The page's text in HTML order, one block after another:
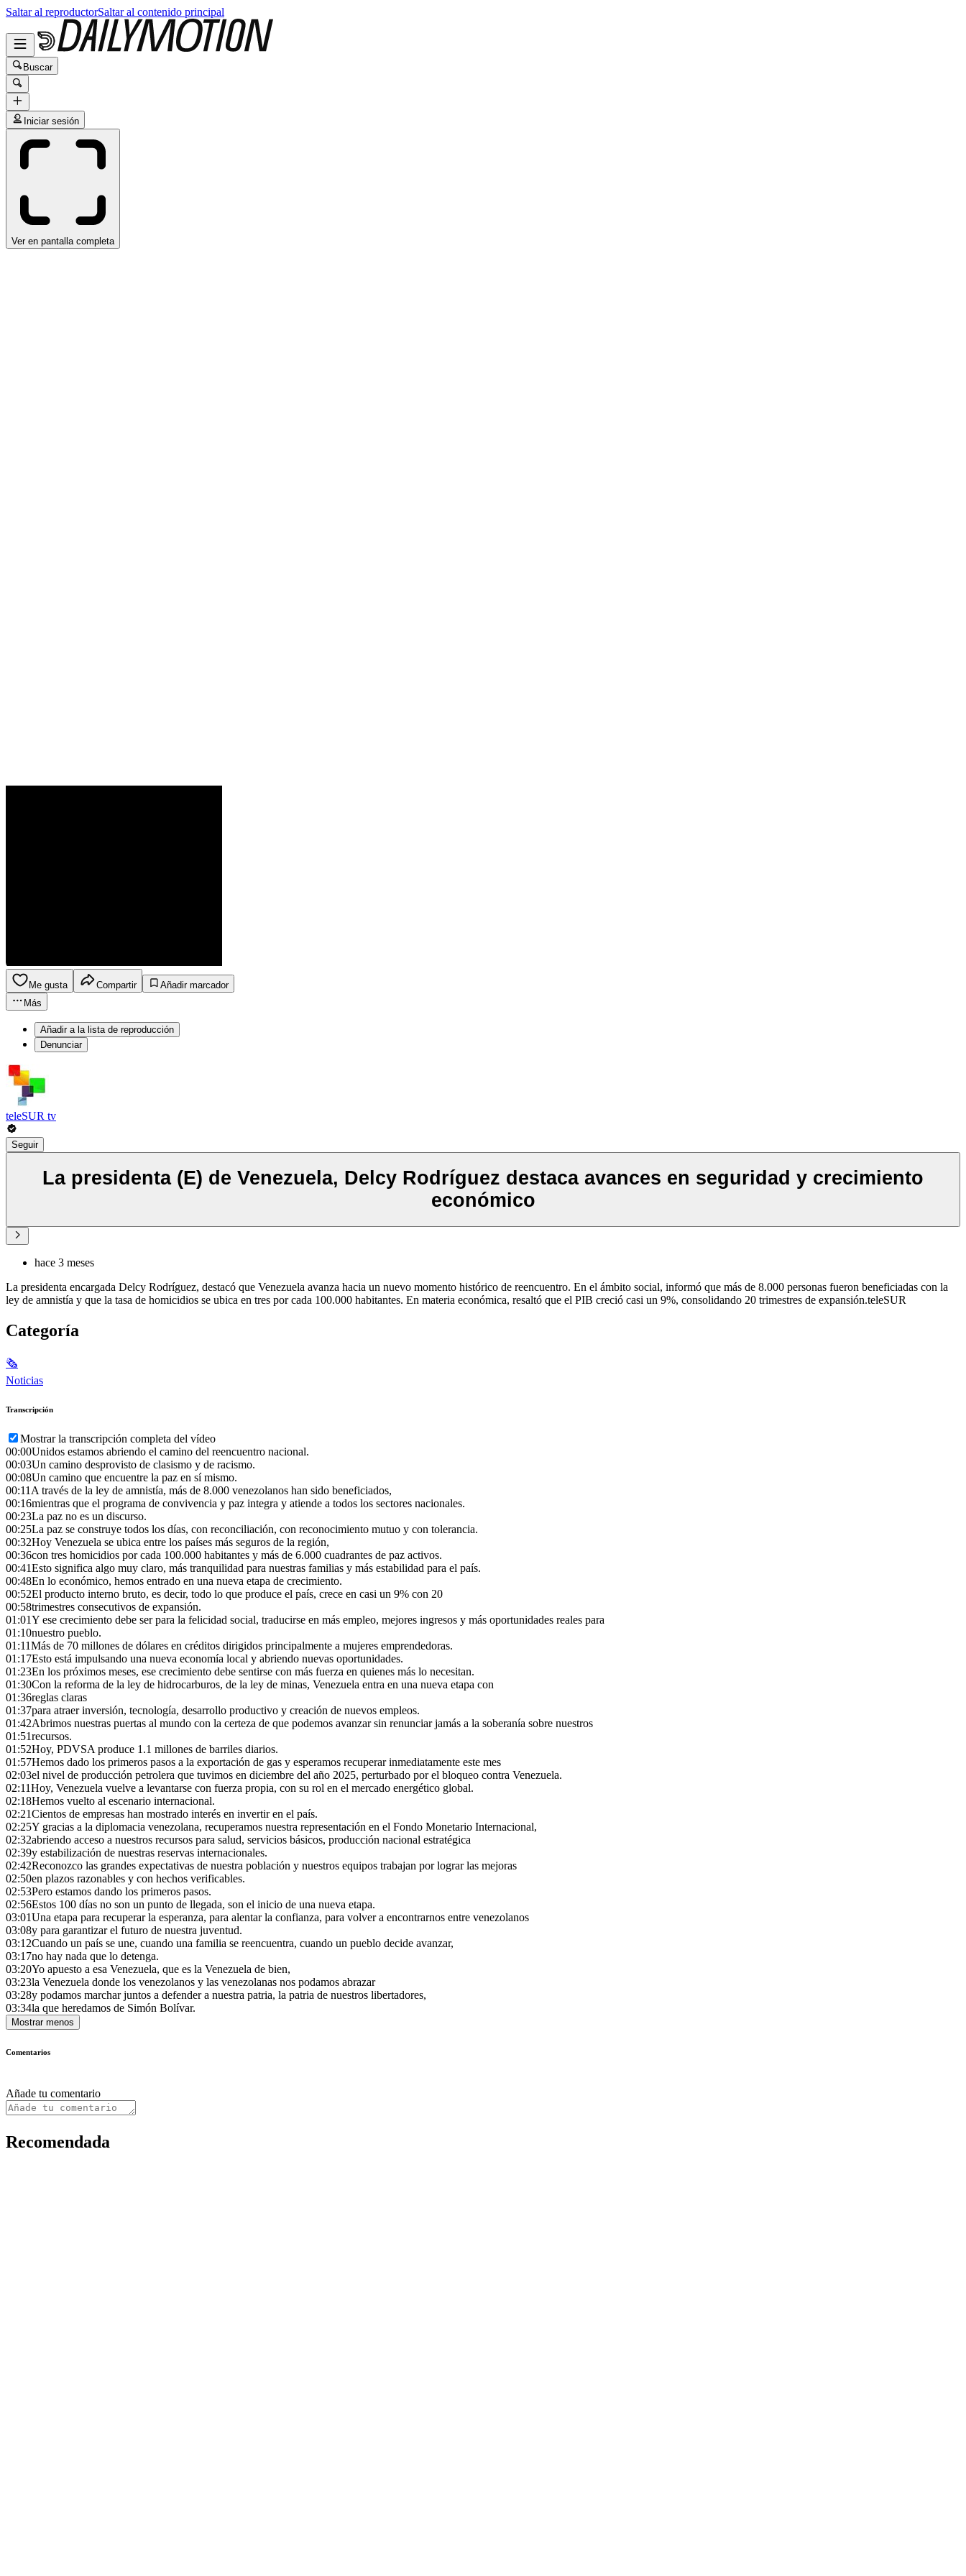
Saltar al reproductorSaltar al contenido principal
Buscar
Iniciar sesión
Ver en pantalla completa
Me gusta Compartir
Añadir marcador
Más
Añadir a la lista de reproducción
Denunciar
teleSUR tv
Seguir
La presidenta (E) de Venezuela, Delcy Rodríguez destaca avances en seguridad y crecimiento
económico
hace 3 meses
La presidenta encargada Delcy Rodríguez, destacó que Venezuela avanza hacia un nuevo momento histórico de reencuentro. En el ámbito social, informó que más de 8.000 personas fueron beneficiadas con la
ley de amnistía y que la tasa de homicidios se ubica en tres por cada 100.000 habitantes. En materia económica, resaltó que el PIB creció casi un 9%, consolidando 20 trimestres de expansión.teleSUR
Categoría
🗞
Noticias
Transcripción
Mostrar la transcripción completa del vídeo
00:00Unidos estamos abriendo el camino del reencuentro nacional.
00:03Un camino desprovisto de clasismo y de racismo.
00:08Un camino que encuentre la paz en sí mismo.
00:11A través de la ley de amnistía, más de 8.000 venezolanos han sido beneficiados,
00:16mientras que el programa de convivencia y paz integra y atiende a todos los sectores nacionales.
00:23La paz no es un discurso.
00:25La paz se construye todos los días, con reconciliación, con reconocimiento mutuo y con tolerancia.
00:32Hoy Venezuela se ubica entre los países más seguros de la región,
00:36con tres homicidios por cada 100.000 habitantes y más de 6.000 cuadrantes de paz activos.
00:41Esto significa algo muy claro, más tranquilidad para nuestras familias y más estabilidad para el país.
00:48En lo económico, hemos entrado en una nueva etapa de crecimiento.
00:52El producto interno bruto, es decir, todo lo que produce el país, crece en casi un 9% con 20
00:58trimestres consecutivos de expansión.
01:01Y ese crecimiento debe ser para la felicidad social, traducirse en más empleo, mejores ingresos y más oportunidades reales para
01:10nuestro pueblo.
01:11Más de 70 millones de dólares en créditos dirigidos principalmente a mujeres emprendedoras.
01:17Esto está impulsando una nueva economía local y abriendo nuevas oportunidades.
01:23En los próximos meses, ese crecimiento debe sentirse con más fuerza en quienes más lo necesitan.
01:30Con la reforma de la ley de hidrocarburos, de la ley de minas, Venezuela entra en una nueva etapa con
01:36reglas claras
01:37para atraer inversión, tecnología, desarrollo productivo y creación de nuevos empleos.
01:42Abrimos nuestras puertas al mundo con la certeza de que podemos avanzar sin renunciar jamás a la soberanía sobre nuestros
01:51recursos.
01:52Hoy, PDVSA produce 1.1 millones de barriles diarios.
01:57Hemos dado los primeros pasos a la exportación de gas y esperamos recuperar inmediatamente este mes
02:03el nivel de producción petrolera que tuvimos en diciembre del año 2025, perturbado por el bloqueo contra Venezuela.
02:11Hoy, Venezuela vuelve a levantarse con fuerza propia, con su rol en el mercado energético global.
02:18Hemos vuelto al escenario internacional.
02:21Cientos de empresas han mostrado interés en invertir en el país.
02:25Y gracias a la diplomacia venezolana, recuperamos nuestra representación en el Fondo Monetario Internacional,
02:32abriendo acceso a nuestros recursos para salud, servicios básicos, producción nacional estratégica
02:39y estabilización de nuestras reservas internacionales.
02:42Reconozco las grandes expectativas de nuestra población y nuestros equipos trabajan por lograr las mejoras
02:50en plazos razonables y con hechos verificables.
02:53Pero estamos dando los primeros pasos.
02:56Estos 100 días no son un punto de llegada, son el inicio de una nueva etapa.
03:01Una etapa para recuperar la esperanza, para alentar la confianza, para volver a encontrarnos entre venezolanos
03:08y para garantizar el futuro de nuestra juventud.
03:12Cuando un país se une, cuando una familia se reencuentra, cuando un pueblo decide avanzar,
03:17no hay nada que lo detenga.
03:20Yo apuesto a esa Venezuela, que es la Venezuela de bien,
03:23la Venezuela donde los venezolanos y las venezolanas nos podamos abrazar
03:28y podamos marchar juntos a defender a nuestra patria, la patria de nuestros libertadores,
03:34la que heredamos de Simón Bolívar.
Mostrar menos
Comentarios
Añade tu comentario
Recomendada